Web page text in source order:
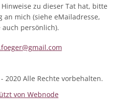
zu dieser Tat hat, bitte
mich (siehe eMailadresse,
auch persönlich).
oeger@gmail.com
2020 Alle Rechte vorbehalten.
von Webnode